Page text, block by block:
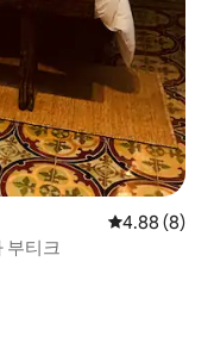
평점 4.88점
4.88 (8)
부티크